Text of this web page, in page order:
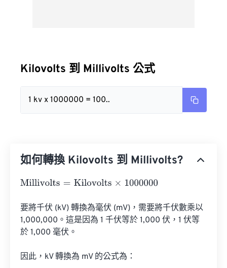
Kilovolts 到 Millivolts 公式
1 kv x 1000000 = 100..
如何轉換 Kilovolts 到 Millivolts?
Millivolts=Kilovolts×1000000
要將千伏 (kV) 轉換為毫伏 (mV)，需要將千伏數乘以
1,000,000。這是因為 1 千伏等於 1,000 伏，1 伏等
於 1,000 毫伏。
因此，kV 轉換為 mV 的公式為：